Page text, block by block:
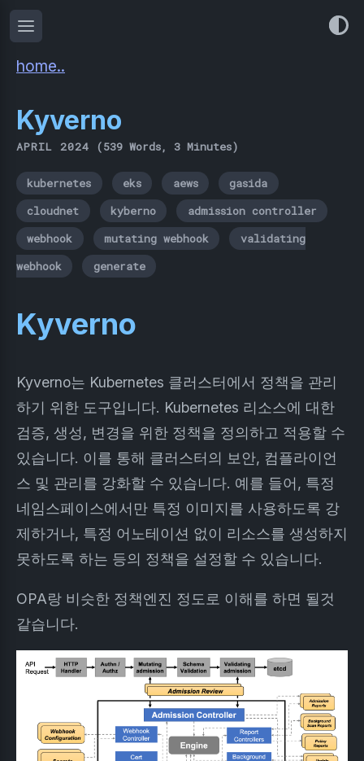
home..
Kyverno
APRIL 2024 (539 Words, 3 Minutes)
kubernetes eks aews
gasida
cloudnet
kyberno
admission controller
webhook
mutating webhook
validating
webhook
generate
Kyverno
Kyverno는 Kubernetes 클러스터에서 정책을 관리
하기 위한 도구입니다. Kubernetes 리소스에 대한
검증, 생성, 변경을 위한 정책을 정의하고 적용할 수
있습니다. 이를 통해 클러스터의 보안, 컴플라이언
스 및 관리를 강화할 수 있습니다. 예를 들어, 특정
네임스페이스에서만 특정 이미지를 사용하도록 강
제하거나, 특정 어노테이션 없이 리소스를 생성하지
못하도록 하는 등의 정책을 설정할 수 있습니다.
OPA랑 비슷한 정책엔진 정도로 이해를 하면 될것
같습니다.